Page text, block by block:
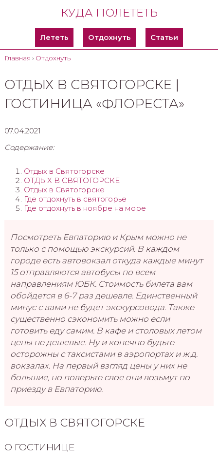
КУДА ПОЛЕТЕТЬ
Лететь Отдохнуть Статьи
Главная › Отдохнуть
ОТДЫХ В СВЯТОГОРСКЕ |
ГОСТИНИЦА «ФЛОРЕСТА»
07.04.2021
Содержание:
Отдых в Cвятогорске
ОТДЫХ В СВЯТОГОРСКЕ
Отдых в Святогорске
Где отдохнуть в святогорье
Где отдохнуть в ноябре на море
Посмотреть Евпаторию и Крым можно не
только с помощью экскурсий. В каждом
городе есть автовокзал откуда каждые минут
15 отправляются автобусы по всем
направлениям ЮБК. Стоимость билета вам
обойдется в 6-7 раз дешевле. Единственный
минус с вами не будет экскурсовода. Также
существенно сэкономить можно если
готовить еду самим. В кафе и столовых летом
цены не дешевые. Ну и конечно будьте
осторожны с таксистами в аэропортах и ж.д.
вокзалах. На первый взгляд цены у них не
большие, но поверьте свое они возьмут по
приезду в Евпаторию.
ОТДЫХ В CВЯТОГОРСКЕ
О ГОСТИНИЦЕ